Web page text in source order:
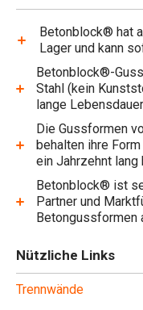
Betonblock® hat
Lager und kann
Betonblock®-
Stahl (kein
lange
Die Gussformen
behalten ihre
ein Jahrzehnt lang
Betonblock® ist
Partner und
Betongussformen
Nützliche Links
Trennwände